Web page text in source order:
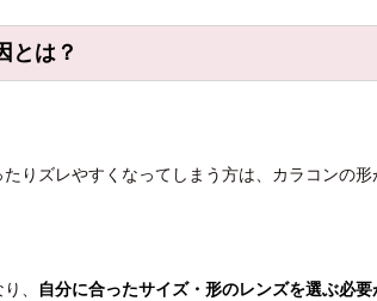
とは？
りズレやすくなってしまう方は、カラコンの
、 自分に合ったサイズ・形のレンズを選ぶ必